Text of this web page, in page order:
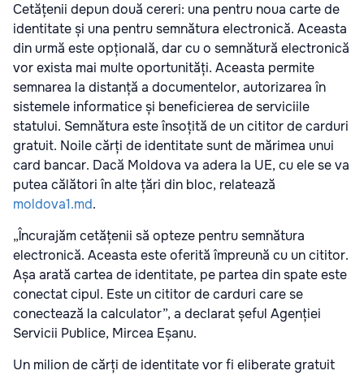
Cetățenii depun două cereri: una pentru noua carte de
identitate și una pentru semnătura electronică. Aceasta
din urmă este opțională, dar cu o semnătură electronică
vor exista mai multe oportunități. Aceasta permite
semnarea la distanță a documentelor, autorizarea în
sistemele informatice și beneficierea de serviciile
statului. Semnătura este însoțită de un cititor de carduri
gratuit. Noile cărți de identitate sunt de mărimea unui
card bancar. Dacă Moldova va adera la UE, cu ele se va
putea călători în alte țări din bloc, relatează
moldova1.md.
„Încurajăm cetățenii să opteze pentru semnătura
electronică. Aceasta este oferită împreună cu un cititor.
Așa arată cartea de identitate, pe partea din spate este
conectat cipul. Este un cititor de carduri care se
conectează la calculator”, a declarat șeful Agenției
Servicii Publice, Mircea Eșanu.
Un milion de cărți de identitate vor fi eliberate gratuit